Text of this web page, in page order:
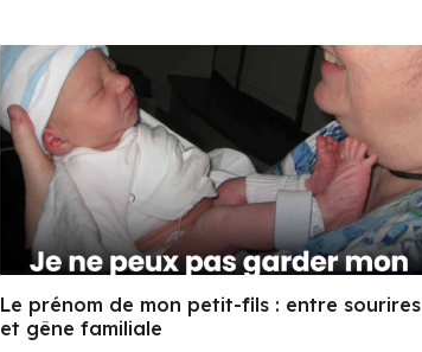
Le prénom de mon petit-fils : entre sourires
et gêne familiale